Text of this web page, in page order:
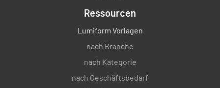
Ressourcen
Lumiform Vorlagen
nach Branche
nach Kategorie
nach Geschäftsbedarf